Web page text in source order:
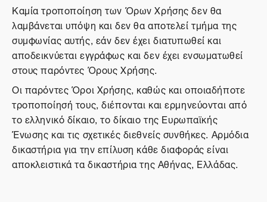
Καμία τροποποίηση των Όρων Χρήσης δεν θα
λαμβάνεται υπόψη και δεν θα αποτελεί τμήμα της
συμφωνίας αυτής, εάν δεν έχει διατυπωθεί και
αποδεικνύεται εγγράφως και δεν έχει ενσωματωθεί
στους παρόντες Όρους Χρήσης.
Οι παρόντες Όροι Χρήσης, καθώς και οποιαδήποτε
τροποποίησή τους, διέπονται και ερμηνεύονται από
το ελληνικό δίκαιο, το δίκαιο της Ευρωπαϊκής
Ένωσης και τις σχετικές διεθνείς συνθήκες. Αρμόδια
δικαστήρια για την επίλυση κάθε διαφοράς είναι
αποκλειστικά τα δικαστήρια της Αθήνας, Ελλάδας.